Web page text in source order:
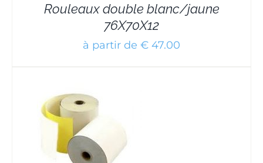
Rouleaux double blanc/jaune
76X70X12
à partir de € 47.00